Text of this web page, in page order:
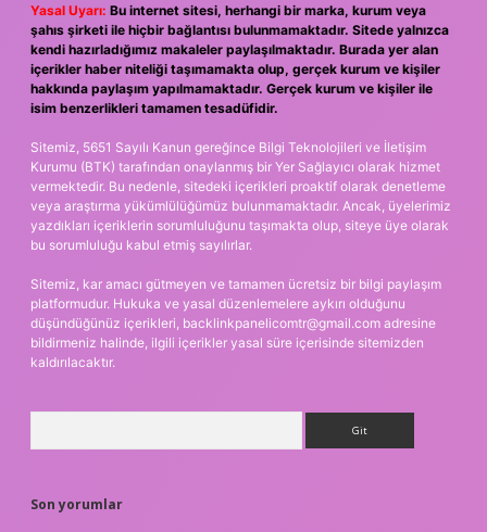
Yasal Uyarı: Bu internet sitesi, herhangi bir marka, kurum veya
şahıs şirketi ile hiçbir bağlantısı bulunmamaktadır. Sitede yalnızca
kendi hazırladığımız makaleler paylaşılmaktadır. Burada yer alan
içerikler haber niteliği taşımamakta olup, gerçek kurum ve kişiler
hakkında paylaşım yapılmamaktadır. Gerçek kurum ve kişiler ile
isim benzerlikleri tamamen tesadüfidir.
Sitemiz, 5651 Sayılı Kanun gereğince Bilgi Teknolojileri ve İletişim
Kurumu (BTK) tarafından onaylanmış bir Yer Sağlayıcı olarak hizmet
vermektedir. Bu nedenle, sitedeki içerikleri proaktif olarak denetleme
veya araştırma yükümlülüğümüz bulunmamaktadır. Ancak, üyelerimiz
yazdıkları içeriklerin sorumluluğunu taşımakta olup, siteye üye olarak
bu sorumluluğu kabul etmiş sayılırlar.
Sitemiz, kar amacı gütmeyen ve tamamen ücretsiz bir bilgi paylaşım
platformudur. Hukuka ve yasal düzenlemelere aykırı olduğunu
düşündüğünüz içerikleri, backlinkpanelicomtr@gmail.com adresine
bildirmeniz halinde, ilgili içerikler yasal süre içerisinde sitemizden
kaldırılacaktır.
Son yorumlar